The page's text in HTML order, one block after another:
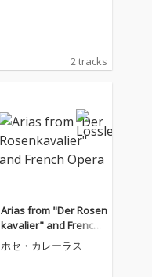
2 tracks
Arias from "Der Rosen
kavalier" and French
Opera
ホセ・カレーラス